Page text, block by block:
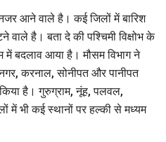
आने वाले है। कई जिलों में बारिश
है। बता दे की पश्चिमी विक्षोभ के
बदलाव आया है। मौसम विभाग ने
करनाल, सोनीपत और पानीपत
किया है। गुरुग्राम, नूंह, पलवल,
में भी कई स्थानों पर हल्की से मध्यम